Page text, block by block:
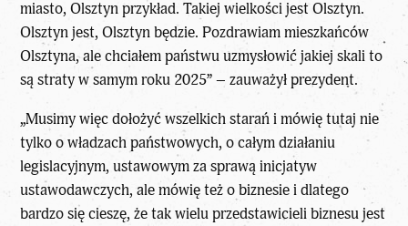
miasto, Olsztyn przykład. Takiej wielkości jest Olsztyn.
Olsztyn jest, Olsztyn będzie. Pozdrawiam mieszkańców
Olsztyna, ale chciałem państwu uzmysłowić jakiej skali to
są straty w samym roku 2025” – zauważył prezydent.
„Musimy więc dołożyć wszelkich starań i mówię tutaj nie
tylko o władzach państwowych, o całym działaniu
legislacyjnym, ustawowym za sprawą inicjatyw
ustawodawczych, ale mówię też o biznesie i dlatego
bardzo się cieszę, że tak wielu przedstawicieli biznesu jest